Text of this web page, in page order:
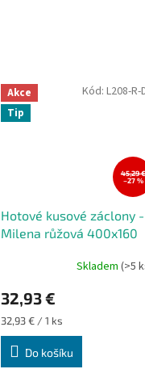
Akce
Tip
45,29 €
–27 %
Hotové kusové záclony -
Milena růžová 400x160
Skladem(>5
32,93 €
Měrná
cena:
32,93 € / 1 ks
Do košíku
Kód:L208-R-